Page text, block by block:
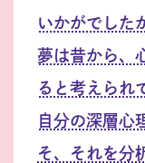
いかがでした
夢は昔から、
ると考えられ
自分の深層心
そ、それを分